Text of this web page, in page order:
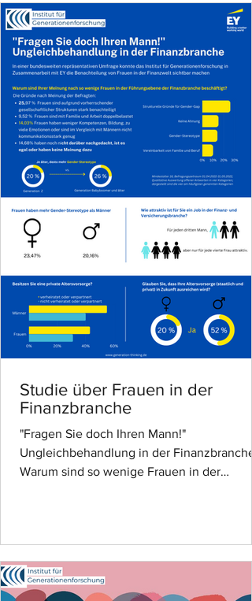
Download: Auszug der Ergebnisse
Finanzkompass 2023
Studie über Frauen in der
Finanzbranche
"Fragen Sie doch Ihren Mann!"
Ungleichbehandlung in der Finanzbranche.
Warum sind so wenige Frauen in der